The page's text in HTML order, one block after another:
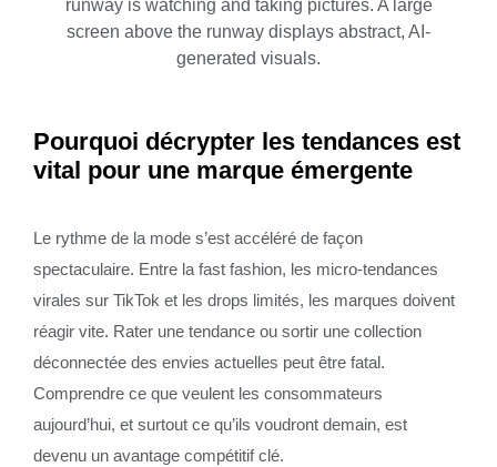
Pourquoi décrypter les tendances est
vital pour une marque émergente
Le rythme de la mode s’est accéléré de façon
spectaculaire. Entre la fast fashion, les micro-tendances
virales sur TikTok et les drops limités, les marques doivent
réagir vite. Rater une tendance ou sortir une collection
déconnectée des envies actuelles peut être fatal.
Comprendre ce que veulent les consommateurs
aujourd’hui, et surtout ce qu’ils voudront demain, est
devenu un avantage compétitif clé.